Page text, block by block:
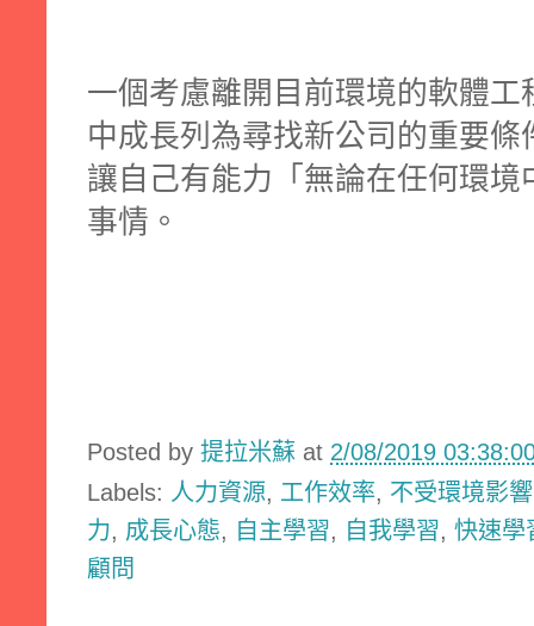
一個考慮離開目前環境的軟體
中成長列為尋找新公司的重要
讓自己有能力「無論在任何環
事情。
Posted by 提拉米蘇 at 2/08/2019
Labels: 人力資源, 工作效率, 不受環境影響
力, 成長心態, 自主學習, 自我學習, 快速學
顧問